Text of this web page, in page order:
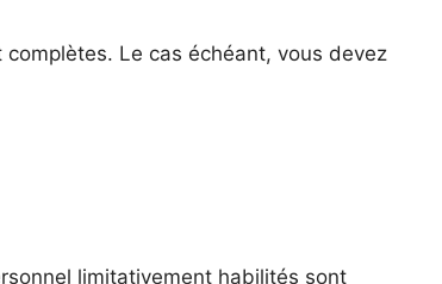
complètes. Le cas échéant, vous devez
limitativement habilités sont